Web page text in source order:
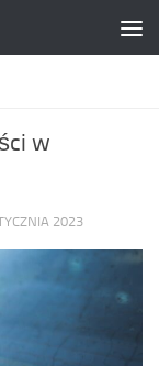
w
2023